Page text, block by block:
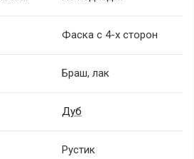
Фаска с 4-х сторон
Браш, лак
Дуб
Рустик